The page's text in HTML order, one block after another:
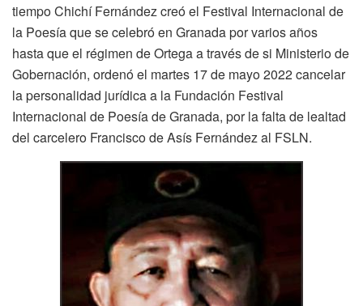
tiempo Chichí Fernández creó el Festival Internacional de
la Poesía que se celebró en Granada por varios años
hasta que el régimen de Ortega a través de si Ministerio de
Gobernación, ordenó el martes 17 de mayo 2022 cancelar
la personalidad jurídica a la Fundación Festival
Internacional de Poesía de Granada, por la falta de lealtad
del carcelero Francisco de Asís Fernández al FSLN.